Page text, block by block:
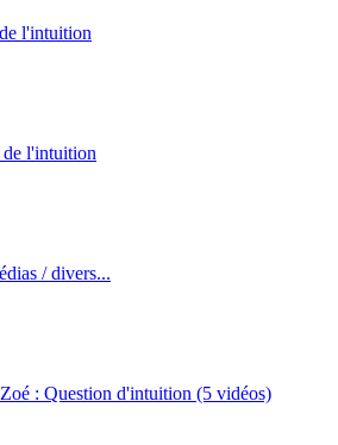
l'intuition
de l'intuition
/ divers...
: Question d'intuition (5 vidéos)